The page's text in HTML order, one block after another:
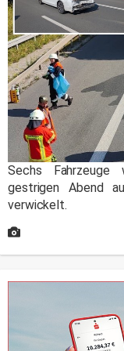
Sechs Fahrzeuge
gestrigen Abend
verwickelt.